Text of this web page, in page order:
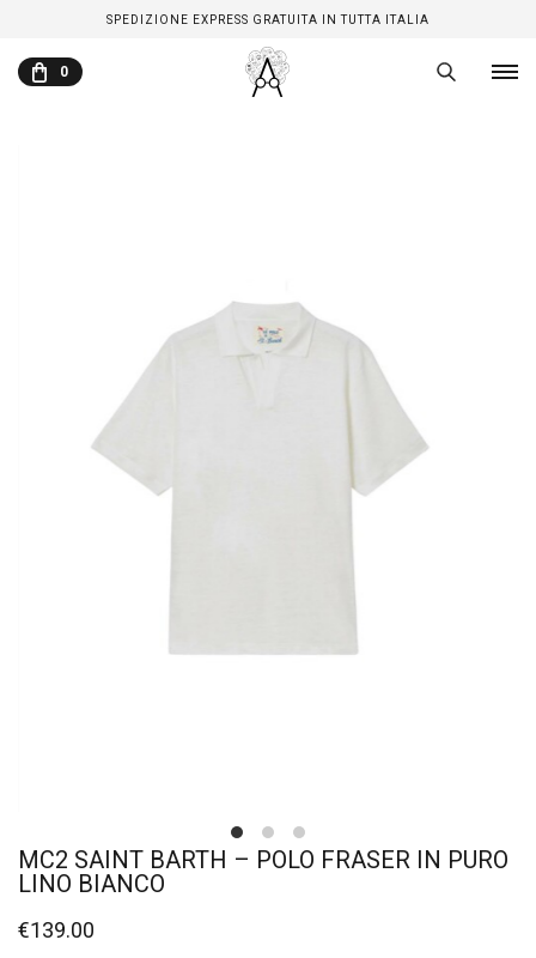
SPEDIZIONE EXPRESS GRATUITA IN TUTTA ITALIA
0
MC2 SAINT BARTH – POLO FRASER IN PURO
LINO BIANCO
€139.00